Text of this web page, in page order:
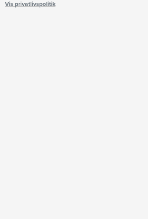
Vis privatlivspolitik